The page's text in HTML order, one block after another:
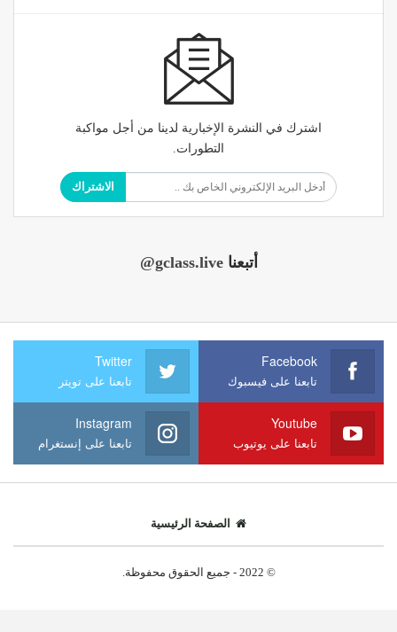
اشترك في النشرة الإخبارية لدينا من أجل مواكبة
التطورات.
الاشتراك
أتبعنا@gclass.live
Facebook
تابعنا على فيسبوك
Twitter
تابعنا على تويتر
Youtube
تابعنا على يوتيوب
Instagram
تابعنا على إنستغرام
الصفحة الرئيسية
© 2022 - جميع الحقوق محفوظة.